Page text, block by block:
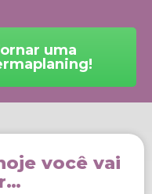
uma
você vai